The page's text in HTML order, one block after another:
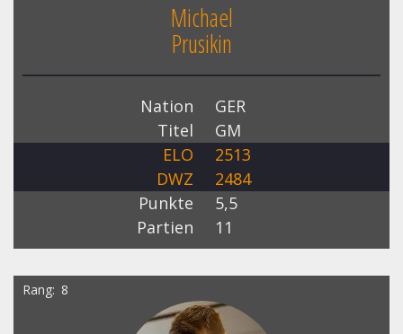
Michael
Prusikin
Nation
GER
Titel
GM
ELO
2513
DWZ
2484
Punkte
5,5
Partien
11
Rang 8